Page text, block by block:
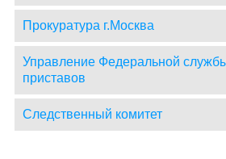
Прокуратура г.Москва
Управление Федеральной
приставов
Следственный комитет